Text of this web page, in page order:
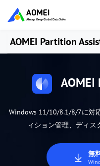
AOMEI Partition
Windows 11/10/8.1/8/7に対
ィション管理、ディス
無